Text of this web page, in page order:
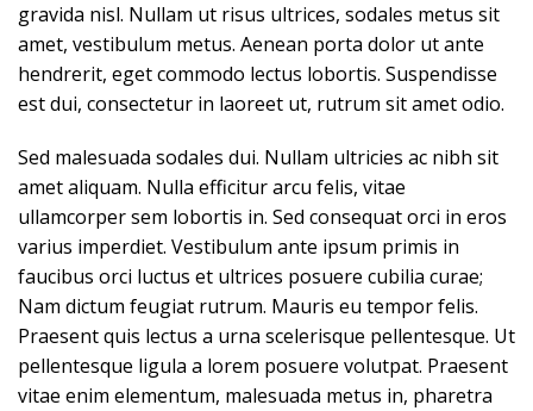
gravida nisl. Nullam ut risus ultrices, sodales metus sit
amet, vestibulum metus. Aenean porta dolor ut ante
hendrerit, eget commodo lectus lobortis. Suspendisse
est dui, consectetur in laoreet ut, rutrum sit amet odio.
Sed malesuada sodales dui. Nullam ultricies ac nibh sit
amet aliquam. Nulla efficitur arcu felis, vitae
ullamcorper sem lobortis in. Sed consequat orci in eros
varius imperdiet. Vestibulum ante ipsum primis in
faucibus orci luctus et ultrices posuere cubilia curae;
Nam dictum feugiat rutrum. Mauris eu tempor felis.
Praesent quis lectus a urna scelerisque pellentesque. Ut
pellentesque ligula a lorem posuere volutpat. Praesent
vitae enim elementum, malesuada metus in, pharetra